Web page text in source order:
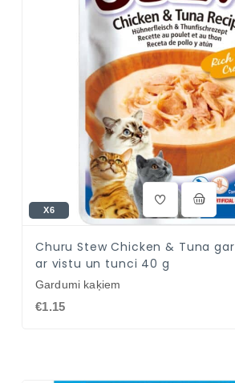
X6
Churu Stew Chicken & Tuna
ar vistu un tunci 40 g
Gardumi kaķiem
€1.15